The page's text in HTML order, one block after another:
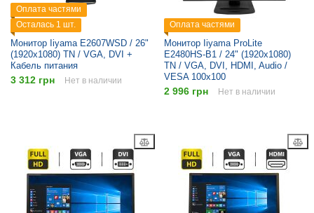
Оплата частями
Осталась 1 шт.
Монитор Iiyama E2607WSD / 26"
(1920x1080) TN / VGA, DVI +
Кабель питания
3 312 грн Нет в наличии
Оплата частями
Монитор Iiyama ProLite
E2480HS-B1 / 24" (1920x1080)
TN / VGA, DVI, HDMI, Audio /
VESA 100x100
2 996 грн Нет в наличии